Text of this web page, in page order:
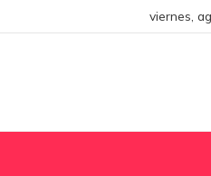
viernes,